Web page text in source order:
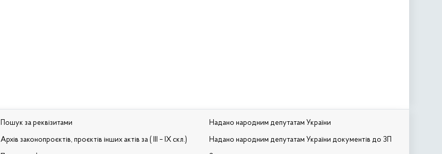
Пошук за реквізитами
Архів законопроєктів, проєктів інших актів за ( III – IX скл.)
Надано народним депутатам України
Надано народним депутатам України документів до ЗП